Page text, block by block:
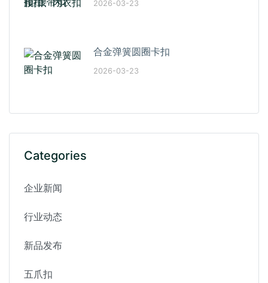
2026-03-23
合金弹簧圆圈卡扣
2026-03-23
Categories
企业新闻
行业动态
新品发布
五爪扣